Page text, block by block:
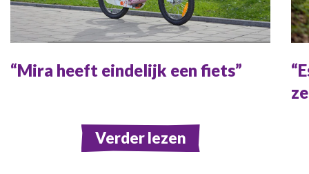
Mira heeft eindelijk een fiets
Verder lezen